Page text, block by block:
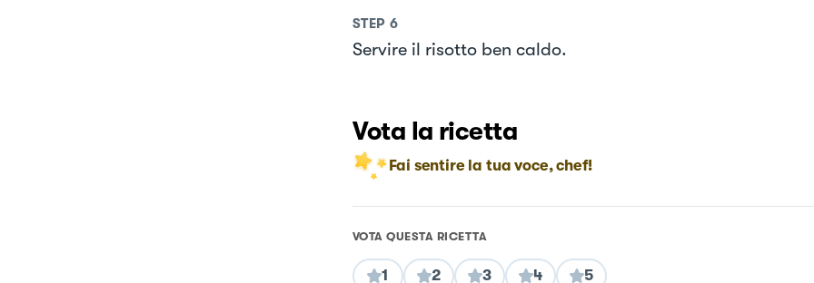
STEP 6
Servire il risotto ben caldo.
Vota la ricetta
Fai sentire la tua voce, chef!
VOTA QUESTA RICETTA
1 2 3 4 5